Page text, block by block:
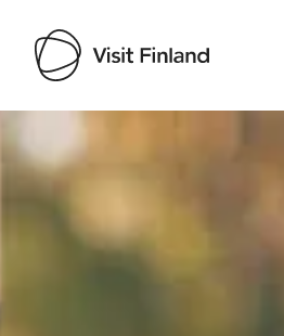
Visit